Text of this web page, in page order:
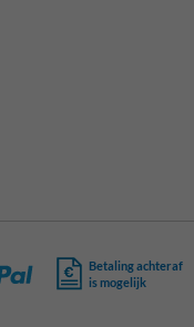
Betaling achteraf
is mogelijk